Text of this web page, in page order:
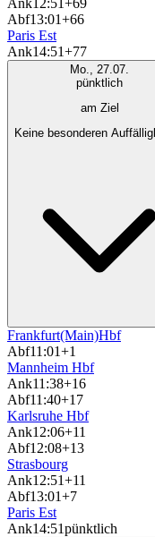
Abf13:01+66
Paris Est
Ank14:51+77
Mo., 27.07.
pünktlich
am Ziel
Keine besonderen
Frankfurt(Main)Hbf
Abf11:01+1
Mannheim Hbf
Ank11:38+16
Abf11:40+17
Karlsruhe Hbf
Ank12:06+11
Abf12:08+13
Strasbourg
Ank12:51+11
Abf13:01+7
Paris Est
Ank14:51pünktlich